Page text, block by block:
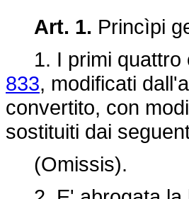
Art. 1. Princìpi
1. I primi quattro
833, modificati
convertito, con
sostituiti dai
(Omissis).